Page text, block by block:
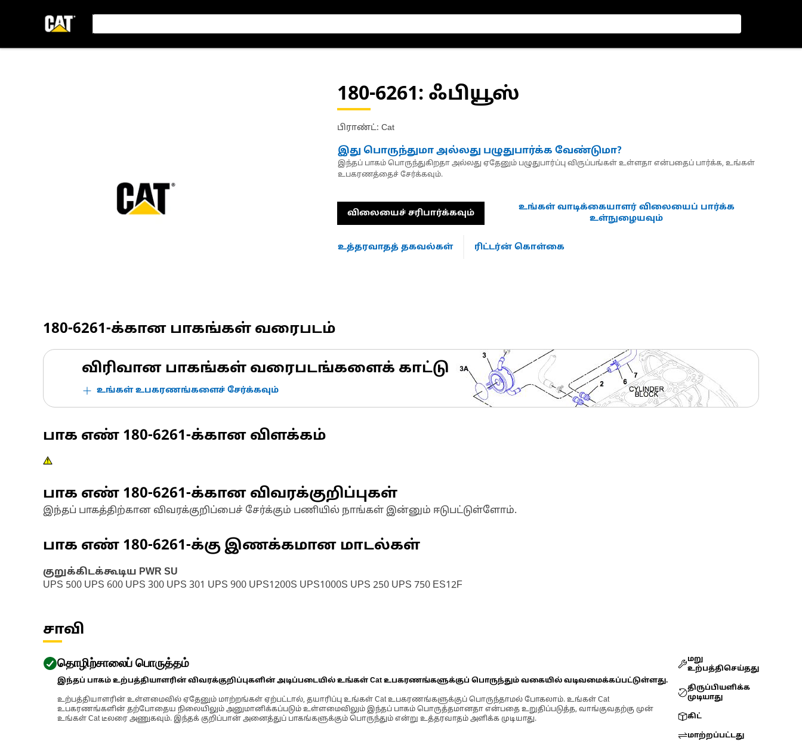
180-6261: ஃபியூஸ்
பிராண்ட்: Cat
இது பொருந்துமா அல்லது பழுதுபார்க்க வேண்டுமா?
இந்தப் பாகம் பொருந்துகிறதா அல்லது ஏதேனும் பழுதுபார்ப்பு விருப்பங்கள் உள்ளதா என்பதைப் பார்க்க, உங்கள்
உபகரணத்தைச் சேர்க்கவும்.
விலையைச் சரிபார்க்கவும்
உங்கள் வாடிக்கையாளர் விலையைப் பார்க்க
உள்நுழையவும்
உத்தரவாதத் தகவல்கள் ரிட்டர்ன் கொள்கை
180-6261-க்கான பாகங்கள் வரைபடம்
விரிவான பாகங்கள் வரைபடங்களைக் காட்டு
உங்கள் உபகரணங்களைச் சேர்க்கவும்
பாக எண் 180-6261-க்கான விளக்கம்
பாக எண் 180-6261-க்கான விவரக்குறிப்புகள்
இந்தப் பாகத்திற்கான விவரக்குறிப்பைச் சேர்க்கும் பணியில் நாங்கள் இன்னும் ஈடுபட்டுள்ளோம்.
பாக எண் 180-6261-க்கு இணக்கமான மாடல்கள்
குறுக்கிடக்கூடிய PWR SU
UPS 500 UPS 600 UPS 300 UPS 301 UPS 900 UPS1200S UPS1000S UPS 250 UPS 750 ES12F
சாவி
தொழிற்சாலைப் பொருத்தம்
இந்தப் பாகம் உற்பத்தியாளரின் விவரக்குறிப்புகளின் அடிப்படையில் உங்கள் Cat உபகரணங்களுக்குப் பொருந்தும் வகையில் வடிவமைக்கப்பட்டுள்ளது.
உற்பத்தியாளரின் உள்ளமைவில் ஏதேனும் மாற்றங்கள் ஏற்பட்டால், தயாரிப்பு உங்கள் Cat உபகரணங்களுக்குப் பொருந்தாமல் போகலாம். உங்கள் Cat
உபகரணங்களின் தற்போதைய நிலையிலும் அனுமானிக்கப்படும் உள்ளமைவிலும் இந்தப் பாகம் பொருத்தமானதா என்பதை உறுதிப்படுத்த, வாங்குவதற்கு முன்
உங்கள் Cat டீலரை அணுகவும். இந்தக் குறிப்பான் அனைத்துப் பாகங்களுக்கும் பொருந்தும் என்று உத்தரவாதம் அளிக்க முடியாது.
மறு
உற்பத்திசெய்தது
திருப்பியளிக்க
முடியாது
கிட்
மாற்றப்பட்டது